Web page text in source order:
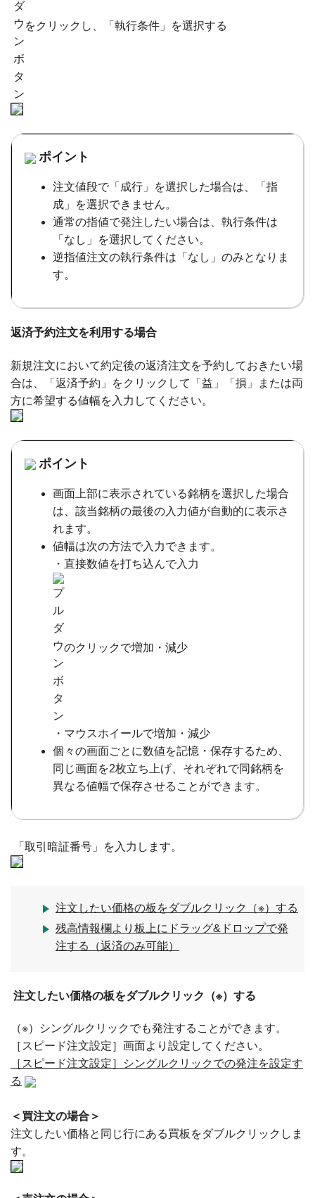
をクリックし、「執行条件」を選択する
ポイント
注文値段で「成行」を選択した場合は、「指
成」を選択できません。
通常の指値で発注したい場合は、執行条件は
「なし」を選択してください。
逆指値注文の執行条件は「なし」のみとなりま
す。
返済予約注文を利用する場合
新規注文において約定後の返済注文を予約しておきたい場
合は、「返済予約」をクリックして「益」「損」または両
方に希望する値幅を入力してください。
ポイント
画面上部に表示されている銘柄を選択した場合
は、該当銘柄の最後の入力値が自動的に表示さ
れます。
値幅は次の方法で入力できます。
・直接数値を打ち込んで入力
のクリックで増加・減少
・マウスホイールで増加・減少
個々の画面ごとに数値を記憶・保存するため、
同じ画面を2枚立ち上げ、それぞれで同銘柄を
異なる値幅で保存させることができます。
「取引暗証番号」を入力します。
注文したい価格の板をダブルクリック（※）する
残高情報欄より板上にドラッグ&ドロップで発
注する（返済のみ可能）
注文したい価格の板をダブルクリック（※）する
（※）シングルクリックでも発注することができます。
［スピード注文設定］画面より設定してください。
［スピード注文設定］シングルクリックでの発注を設定す
る
＜買注文の場合＞
注文したい価格と同じ行にある買板をダブルクリックしま
す。